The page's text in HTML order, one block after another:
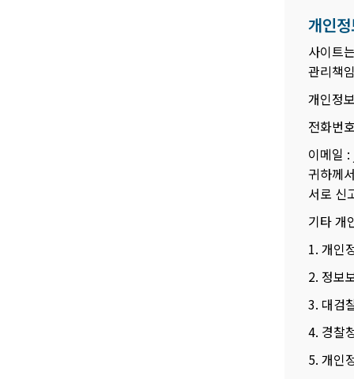
개인
사이트
관리책
개인정
전화번
이메일 :
귀하께
서로 신
기타 개
1. 개인
2. 정보
3. 대검
4. 경찰
5. 개인